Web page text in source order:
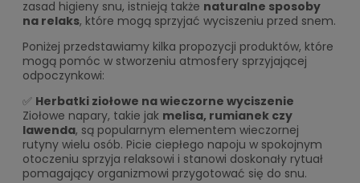
zasad higieny snu, istnieją także naturalne sposoby
na relaks, które mogą sprzyjać wyciszeniu przed snem.
Poniżej przedstawiamy kilka propozycji produktów, które
mogą pomóc w stworzeniu atmosfery sprzyjającej
odpoczynkowi:
✅ Herbatki ziołowe na wieczorne wyciszenie
Ziołowe napary, takie jak melisa, rumianek czy
lawenda, są popularnym elementem wieczornej
rutyny wielu osób. Picie ciepłego napoju w spokojnym
otoczeniu sprzyja relaksowi i stanowi doskonały rytuał
pomagający organizmowi przygotować się do snu.